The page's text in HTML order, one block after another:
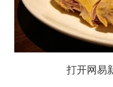
打开网易